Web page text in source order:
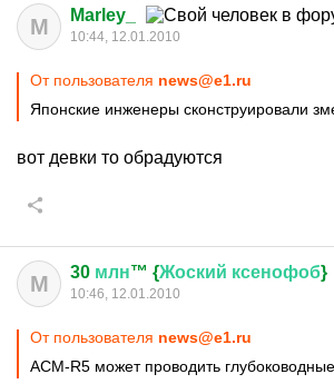
M Marley_
10:44, 12.01.2010
От пользователя news@e1.ru
Японские инженеры сконструировали
вот девки то обрадуются
М 30 млн™ {Жоский ксенофоб}
10:46, 12.01.2010
От пользователя news@e1.ru
ACM-R5 может проводить